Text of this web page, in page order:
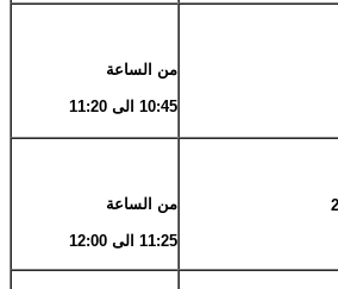
من الساعة
10:45 الى 11:20
من الساعة
11:25 الى 12:00